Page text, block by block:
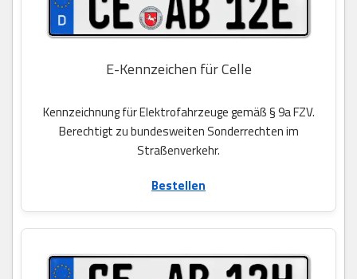
E-Kennzeichen für Celle
Kennzeichnung für Elektrofahrzeuge gemäß § 9a FZV.
Berechtigt zu bundesweiten Sonderrechten im
Straßenverkehr.
Bestellen